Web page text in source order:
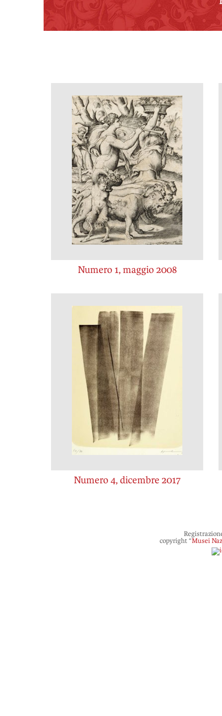
Numero 1, maggio 2008
Numero 4, dicembre 2017
copyright “Musei